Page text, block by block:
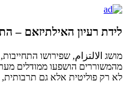
לידת רעיון האילתיזאם –
מושג الالتزام, שפירושו
מהמשוררים הושפעו ממודלים
לא רק פוליטית אלא גם תרבותית,